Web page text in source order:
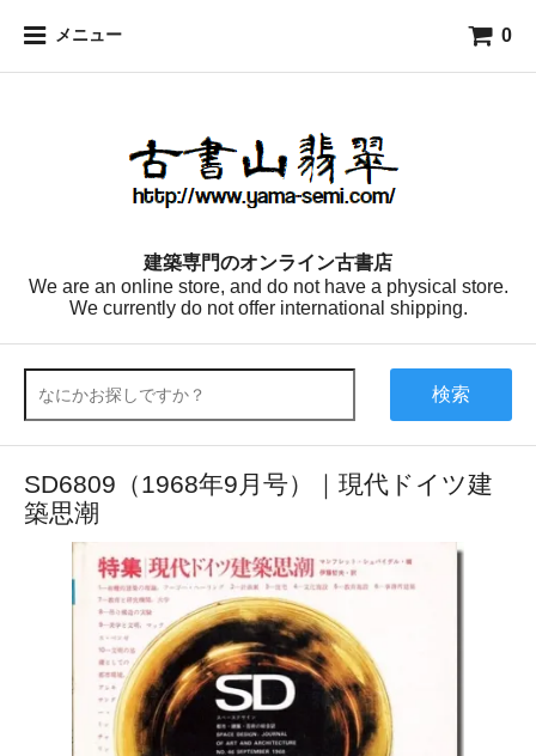
メニュー 0
建築専門のオンライン古書店
We are an online store, and do not have a physical store.
We currently do not offer international shipping.
検索
SD6809（1968年9月号）｜現代ドイツ建
築思潮